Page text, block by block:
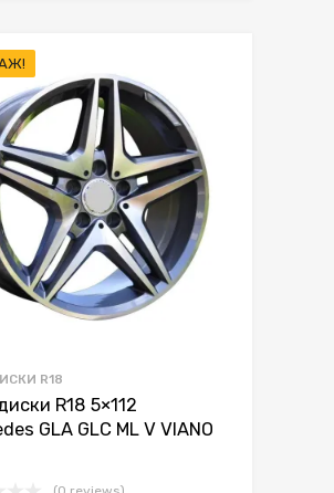
R18
R18 5×112
GLA GLC ML V VIANO